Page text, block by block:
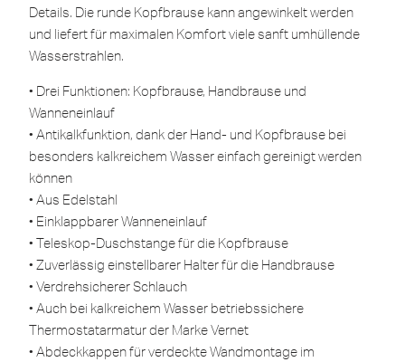
Details. Die runde Kopfbrause kann angewinkelt werden
und liefert für maximalen Komfort viele sanft umhüllende
Wasserstrahlen.
• Drei Funktionen: Kopfbrause, Handbrause und
Wanneneinlauf
• Antikalkfunktion, dank der Hand- und Kopfbrause bei
besonders kalkreichem Wasser einfach gereinigt werden
können
• Aus Edelstahl
• Einklappbarer Wanneneinlauf
• Teleskop-Duschstange für die Kopfbrause
• Zuverlässig einstellbarer Halter für die Handbrause
• Verdrehsicherer Schlauch
• Auch bei kalkreichem Wasser betriebssichere
Thermostatarmatur der Marke Vernet
• Abdeckkappen für verdeckte Wandmontage im